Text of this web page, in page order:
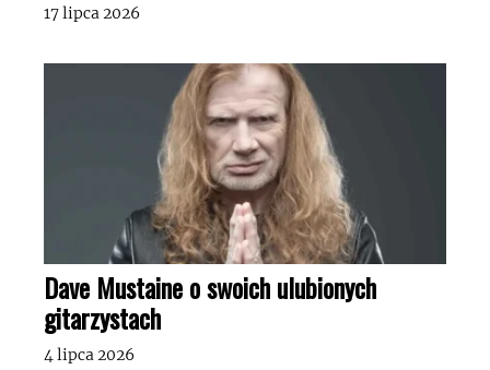
17 lipca 2026
Dave Mustaine o swoich ulubionych
gitarzystach
4 lipca 2026